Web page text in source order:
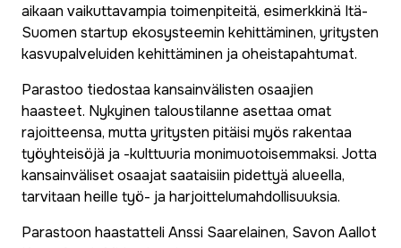
aikaan vaikuttavampia toimenpiteitä, esimerkkinä Itä-
Suomen startup ekosysteemin kehittäminen, yritysten
kasvupalveluiden kehittäminen ja oheistapahtumat.
Parastoo tiedostaa kansainvälisten osaajien
haasteet. Nykyinen taloustilanne asettaa omat
rajoitteensa, mutta yritysten pitäisi myös rakentaa
työyhteisöjä ja -kulttuuria monimuotoisemmaksi. Jotta
kansainväliset osaajat saataisiin pidettyä alueella,
tarvitaan heille työ- ja harjoittelumahdollisuuksia.
Parastoon haastatteli Anssi Saarelainen, Savon Aallot